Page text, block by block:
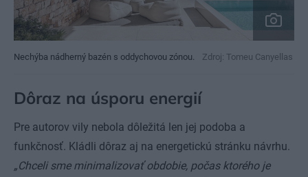
Nechýba nádherný bazén s oddychovou zónou. Zdroj: Tomeu Canyellas
Dôraz na úsporu energií
Pre autorov vily nebola dôležitá len jej podoba a
funkčnosť. Kládli dôraz aj na energetickú stránku návrhu.
„Chceli sme minimalizovať obdobie, počas ktorého je